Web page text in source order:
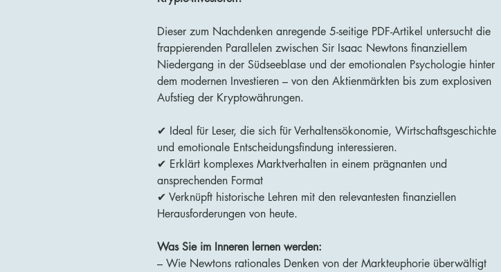
Dieser zum Nachdenken anregende 5-seitige PDF-Artikel untersucht die
frappierenden Parallelen zwischen Sir Isaac Newtons finanziellem
Niedergang in der Südseeblase und der emotionalen Psychologie hinter
dem modernen Investieren – von den Aktienmärkten bis zum explosiven
Aufstieg der Kryptowährungen.
✔ Ideal für Leser, die sich für Verhaltensökonomie, Wirtschaftsgeschichte
und emotionale Entscheidungsfindung interessieren.
✔ Erklärt komplexes Marktverhalten in einem prägnanten und
ansprechenden Format
✔ Verknüpft historische Lehren mit den relevantesten finanziellen
Herausforderungen von heute.
Was Sie im Inneren lernen werden:
– Wie Newtons rationales Denken von der Markteuphorie überwältigt